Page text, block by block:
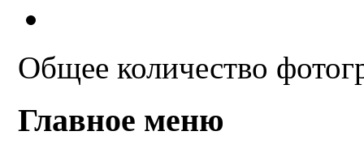
Общее количество
Главное меню